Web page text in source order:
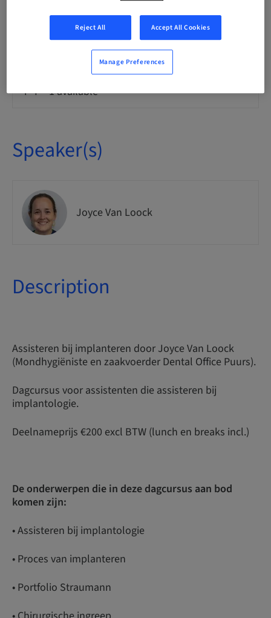
National
1 available
Speaker(s)
Joyce Van Loock
Description
Assisteren bij implanteren door Joyce Van Loock
(Mondhygiëniste en zaakvoerder Dental Office Puurs).
Dagcursus voor assistenten die assisteren bij
implantologie.
Deelnameprijs €200 excl BTW (lunch en breaks incl.)
De onderwerpen die in deze dagcursus aan bod
komen zijn:
• Assisteren bij implantologie
• Proces van implanteren
• Portfolio Straumann
Reject All Accept All Cookies
Manage Preferences